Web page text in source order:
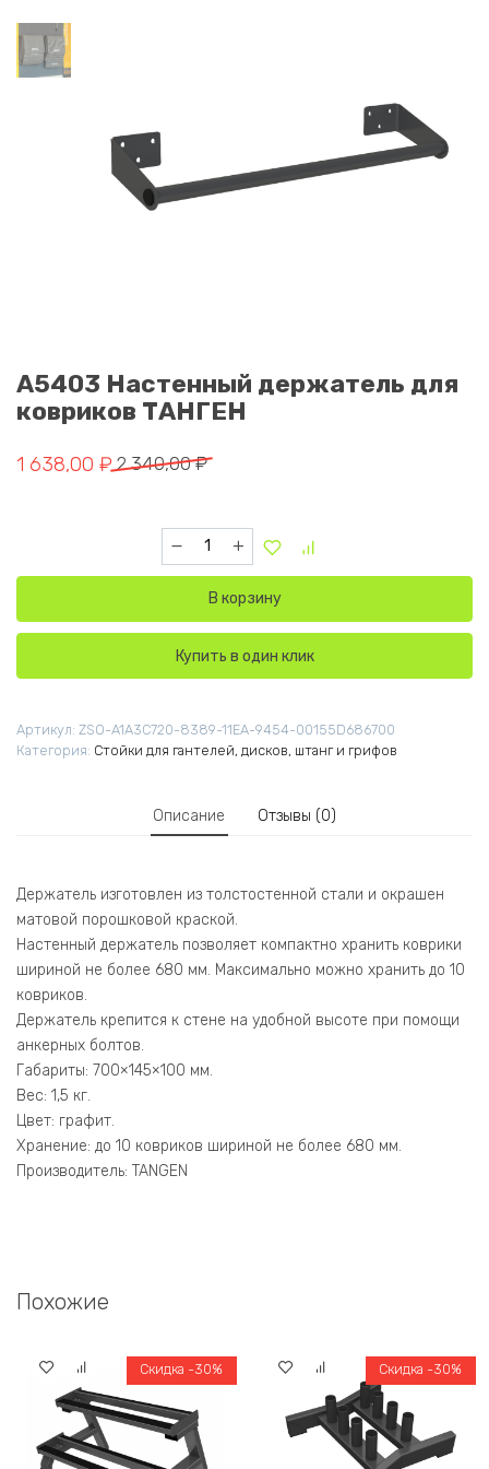
A5403 Настенный держатель для
ковриков ТАНГЕН
2 340,00₽
Первоначальная цена составляла 2 340,00 ₽.
1 638,00 ₽
Текущая цена: 1 638,00 ₽.
Количество товара A5403 Настенный
В корзину
Купить в один клик
Артикул: ZSO-A1A3C720-8389-11EA-9454-00155D686700
Категория: Стойки для гантелей, дисков, штанг и грифов
Описание Отзывы (0)
Держатель изготовлен из толстостенной стали и окрашен
матовой порошковой краской.
Настенный держатель позволяет компактно хранить коврики
шириной не бо­лее 680 мм. Максимально можно хранить до 10
ковриков.
Держатель крепит­ся к стене на удобной высоте при помощи
анкерных болтов.
Габариты: 700×145×100 мм.
Вес: 1,5 кг.
Цвет: графит.
Хранение: до 10 ковриков шириной не более 680 мм.
Производитель: TANGEN
Похожие
Скидка -30% Скидка -30%